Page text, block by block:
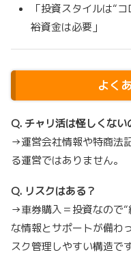
「投資スタイルは“
裕資金は必要」
よく
Q. チャリ活は怪しくない
→運営会社情報や特商法
る運営ではありません。
Q. リスクはある？
→車券購入＝投資なので
な情報とサポートが備わ
スク管理しやすい構造です